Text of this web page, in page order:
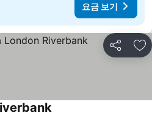
요금 보기
공유 즐
요금 보기